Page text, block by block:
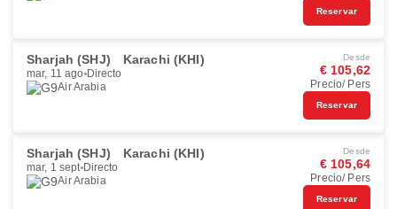
Reservar
Sharjah (SHJ) Karachi (KHI)
mar, 11 ago Directo
Air Arabia
Desde
€ 105,62
Precio/ Pers
Reservar
Sharjah (SHJ) Karachi (KHI)
mar, 1 sept Directo
Air Arabia
Desde
€ 105,64
Precio/ Pers
Reservar